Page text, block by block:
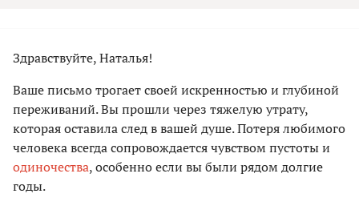
Здравствуйте, Наталья!
Ваше письмо трогает своей искренностью и глубиной
переживаний. Вы прошли через тяжелую утрату,
которая оставила след в вашей душе. Потеря любимого
человека всегда сопровождается чувством пустоты и
одиночества, особенно если вы были рядом долгие
годы.